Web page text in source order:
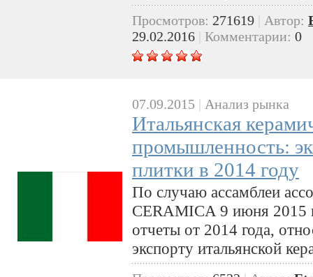
Просмотров: 271619 Автор:
29.02.2016
Комментарии: 0
07.09.2015 | Анализ рынка
Итальянская
промышленность:
плитки в 2014 году
По случаю ассамблеи
CERAMICA 9 июня 2015
отчеты от 2014 года,
экспорту итальянской